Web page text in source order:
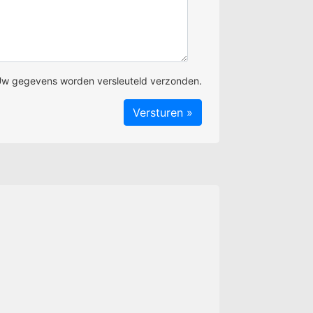
gegevens worden versleuteld verzonden.